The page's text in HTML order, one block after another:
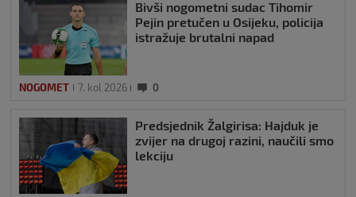
Bivši nogometni sudac Tihomir
Pejin pretučen u Osijeku, policija
istražuje brutalni napad
NOGOMET 7. kol 2026 0
Predsjednik Žalgirisa: Hajduk je
zvijer na drugoj razini, naučili smo
lekciju